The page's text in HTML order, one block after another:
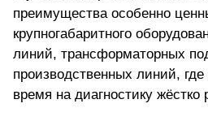
преимущества особенно
крупногабаритного
линий, трансформаторных
производственных линий, где
время на диагностику жёстко